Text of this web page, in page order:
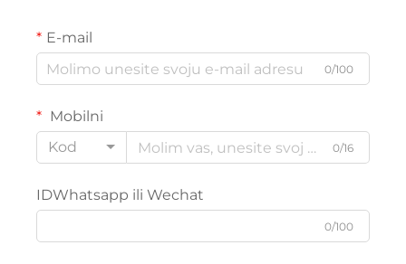
E-mail
0/100
Mobilni
Kod
0/16
IDWhatsapp ili Wechat
0/100